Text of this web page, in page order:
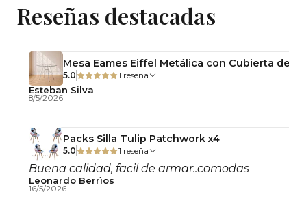
Reseñas destacadas
Mesa Eames Eiffel Metálica con Cubierta
5.0 1 reseña
Esteban Silva
8/5/2026
Packs Silla Tulip Patchwork x4
5.0 1 reseña
Buena calidad, facil de armar..comodas
Leonardo Berrìos
16/5/2026